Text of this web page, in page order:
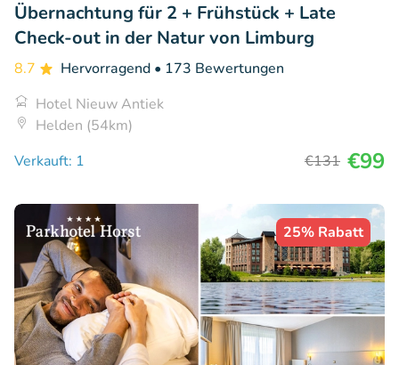
Übernachtung für 2 + Frühstück + Late
Check-out in der Natur von Limburg
8.7 Hervorragend • 173 Bewertungen
Hotel Nieuw Antiek
Helden (54km)
Verkauft: 1
€131 €99
25% Rabatt